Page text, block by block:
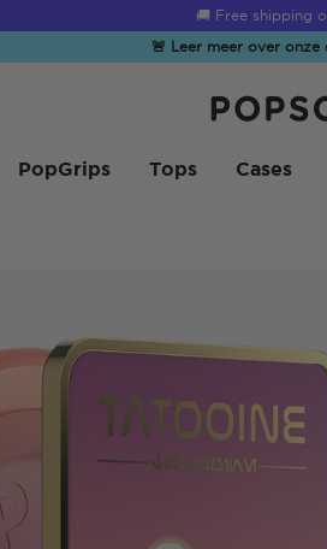
Summer Sendoff
🚨 Leer meer over
PopGrips Tops Cases